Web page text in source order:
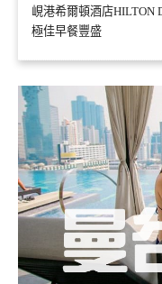
峴港希爾頓酒店HILTON
極佳早餐豐盛